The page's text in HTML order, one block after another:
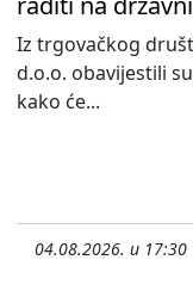
Iz trgovačkog
d.o.o. obavijestili
kako će...
04.08.2026. u 17:30